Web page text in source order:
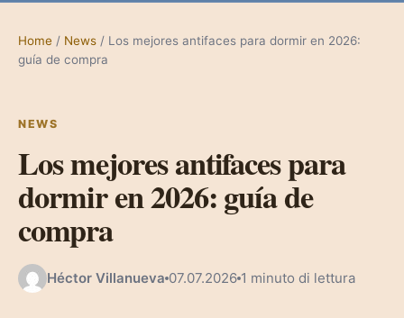
Home / News / Los mejores antifaces para dormir en 2026:
guía de compra
NEWS
Los mejores antifaces para
dormir en 2026: guía de
compra
Héctor Villanueva 07.07.2026 1 minuto di lettura